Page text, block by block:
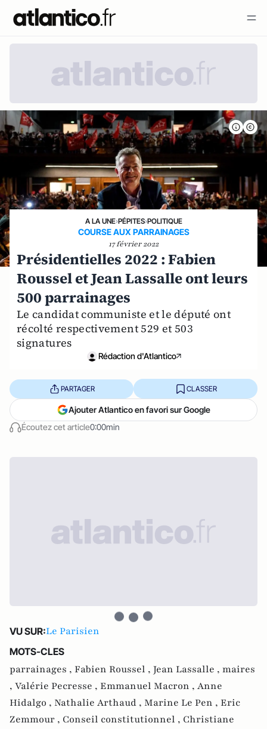
A LA UNE›PÉPITES›POLITIQUE
COURSE AUX PARRAINAGES
17 février 2022
Présidentielles 2022 : Fabien
Roussel et Jean Lassalle ont leurs
500 parrainages
Le candidat communiste et le député ont
récolté respectivement 529 et 503
signatures
Rédaction d'Atlantico
Écoutez cet article0:00min
PARTAGER CLASSER
Ajouter Atlantico en favori sur Google
VU SUR:Le Parisien
MOTS-CLES
parrainages , Fabien Roussel , Jean Lassalle , maires
, Valérie Pecresse , Emmanuel Macron , Anne
Hidalgo , Nathalie Arthaud , Marine Le Pen , Eric
Zemmour , Conseil constitutionnel , Christiane